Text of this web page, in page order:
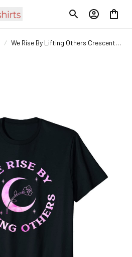
We Rise By Lifting Others Crescent